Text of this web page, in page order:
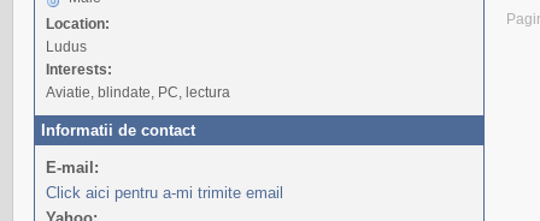
Location:
Ludus
Interests:
Aviatie, blindate, PC, lectura
Informatii de contact
E-mail:
Click aici pentru a-mi trimite email